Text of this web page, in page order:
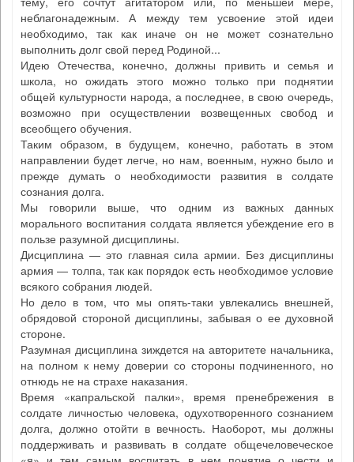
неблагонадежным. А между тем усвоение этой идеи
необходимо, так как иначе он не может сознательно
выполнить долг свой перед Родиной...
Идею Отечества, конечно, должны привить и семья и
школа, но ожидать этого можно только при поднятии
общей культурности народа, а последнее, в свою очередь,
возможно при осуществлении возвещенных свобод и
всеобщего обучения.
Таким образом, в будущем, конечно, работать в этом
направлении будет легче, но нам, военным, нужно было и
прежде думать о необходимости развития в солдате
сознания долга.
Мы говорили выше, что одним из важных данных
морального воспитания солдата является убеждение его в
пользе разумной дисциплины.
Дисциплина — это главная сила армии. Без дисциплины
армия — толпа, так как порядок есть необходимое условие
всякого собрания людей.
Но дело в том, что мы опять-таки увлекались внешней,
обрядовой стороной дисциплины, забывая о ее духовной
стороне.
Разумная дисциплина зиждется на авторитете начальника,
на полном к нему доверии со стороны подчиненного, но
отнюдь не на страхе наказания.
Время «капральской палки», время пренебрежения в
солдате личностью человека, одухотворенного сознанием
долга, должно отойти в вечность. Наоборот, мы должны
поддерживать и развивать в солдате общечеловеческое